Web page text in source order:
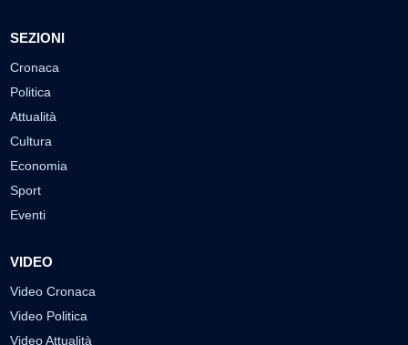
SEZIONI
Cronaca
Politica
Attualità
Cultura
Economia
Sport
Eventi
VIDEO
Video Cronaca
Video Politica
Video Attualità